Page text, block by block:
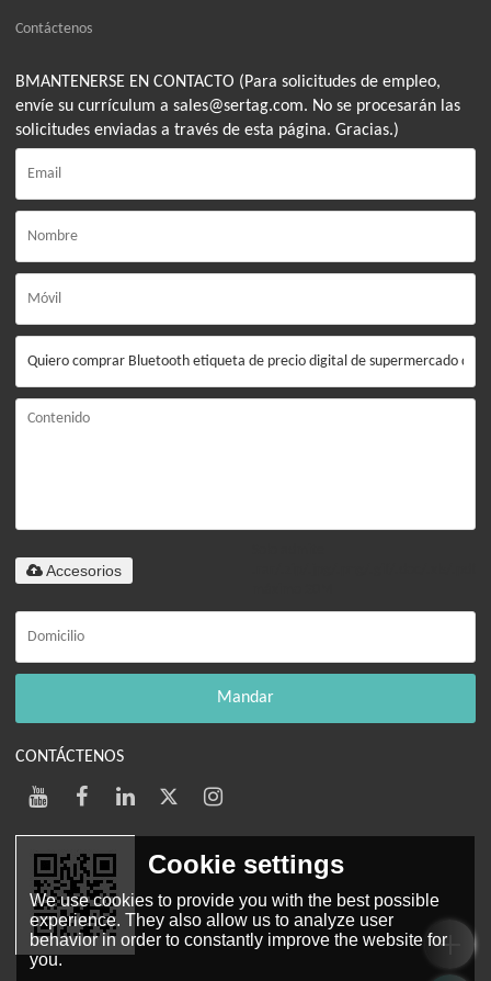
Contáctenos
BMANTENERSE EN CONTACTO (Para solicitudes de empleo,
envíe su currículum a sales@sertag.com. No se procesarán las
solicitudes enviadas a través de esta página. Gracias.)
Accesorios
Mandar
CONTÁCTENOS
Web móvil
Cookie settings
We use cookies to provide you with the best possible
experience. They also allow us to analyze user
behavior in order to constantly improve the website for
you.